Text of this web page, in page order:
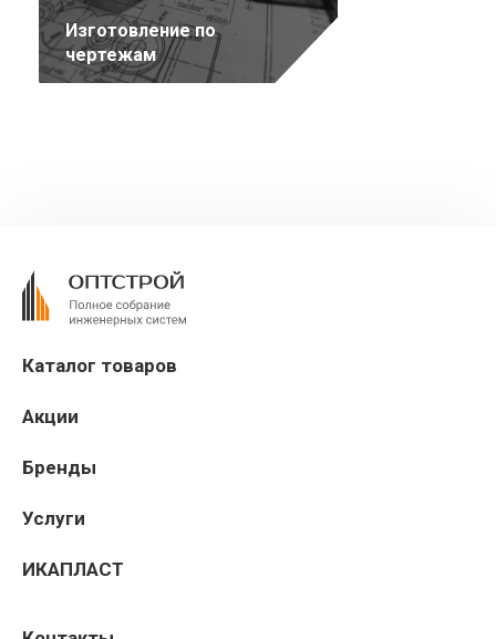
Изготовление по
чертежам
Каталог товаров
Акции
Бренды
Услуги
ИКАПЛАСТ